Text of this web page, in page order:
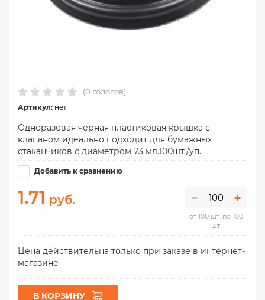
(0 голосов)
Артикул: нет
Одноразовая черная пластиковая крышка с
клапаном идеально подходит для бумажных
стаканчиков с диаметром 73 мл.100шт./уп.
Добавить к сравнению
1.71 руб.
от 100 шт. по 100
шт.
Цена действительна только при заказе в интернет-
магазине
В КОРЗИНУ